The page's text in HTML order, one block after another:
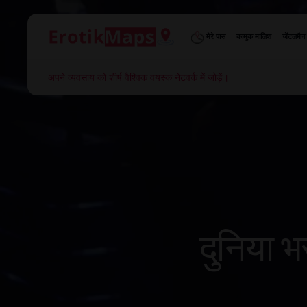
मेरे पास कामुक मालिश जेंटलमैन
अपने व्यवसाय को शीर्ष वैश्विक वयस्क नेटवर्क में जोड़ें।